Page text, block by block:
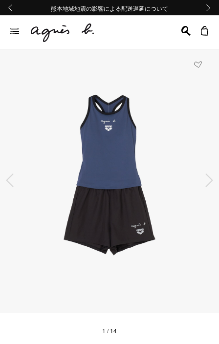
熊本地域地震の影響による配送遅延について
Summer Sale 2buy10%OFF!!
熊本地域地震の影響による配送遅延について
Summer Sale 2buy10%OFF!!
前の画像
1 / 14